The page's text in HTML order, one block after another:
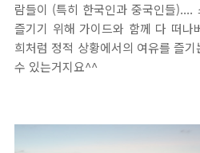
람들이 (특히 한국인과 중국인들)....
즐기기 위해 가이드와 함께 다 떠나
희처럼 정적 상황에서의 여유를 즐
수 있는거지요^^